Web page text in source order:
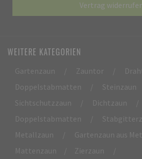
Vertrag
WEITERE KATEGORIEN
Gartenzaun Zauntor
Doppelstabmatten
Steinzaun
Sichtschutzzaun
Dichtzaun
Doppelstabmatten
Metallzaun
Gartenzaun aus
Mattenzaun
Zierzaun